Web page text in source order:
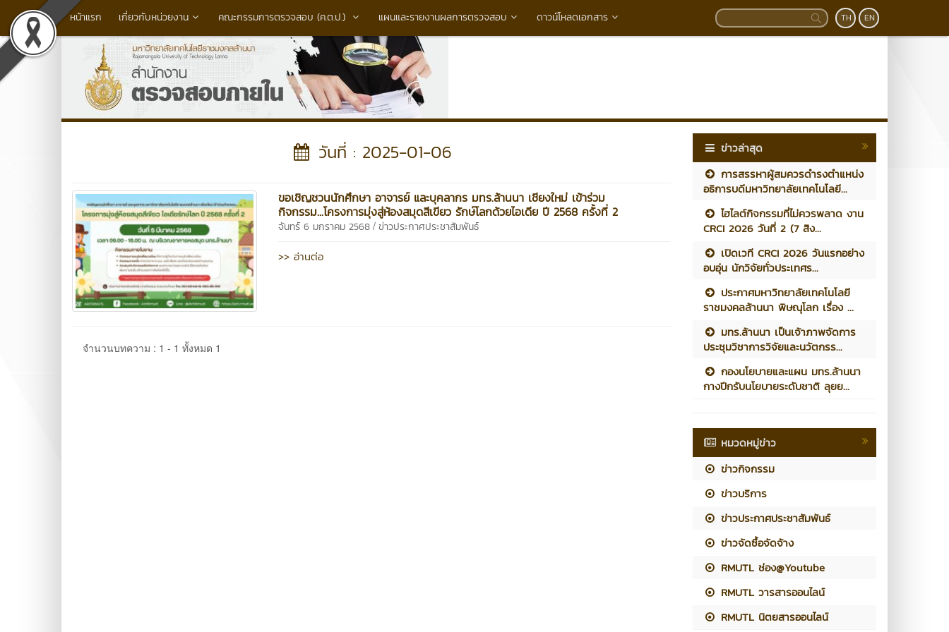
หน้าแรก เกี่ยวกับหน่วยงาน คณะกรรมการตรวจสอบ (ค.ต.ป.) แผนและรายงานผลการตรวจสอบ ดาวน์โหลดเอกสาร TH EN
วันที่ : 2025-01-06
ขอเชิญชวนนักศึกษา อาจารย์ และบุคลากร มทร.ล้านนา เชียงใหม่ เข้าร่วม
กิจกรรม...โครงการมุ่งสู่ห้องสมุดสีเขียว รักษ์โลกด้วยไอเดีย ปี 2568 ครั้งที่ 2
จันทร์ 6 มกราคม 2568 /ข่าวประกาศประชาสัมพันธ์
>> อ่านต่อ
จำนวนบทความ : 1 - 1 ทั้งหมด 1
ข่าวล่าสุด
การสรรหาผู้สมควรดำรงตำแหน่ง
อธิการบดีมหาวิทยาลัยเทคโนโลยี...
ไฮไลต์กิจกรรมที่ไม่ควรพลาด งาน
CRCI 2026 วันที่ 2 (7 สิง...
เปิดเวที CRCI 2026 วันแรกอย่าง
อบอุ่น นักวิจัยทั่วประเทศร...
ประกาศมหาวิทยาลัยเทคโนโลยี
ราชมงคลล้านนา พิษณุโลก เรื่อง ...
มทร.ล้านนา เป็นเจ้าภาพจัดการ
ประชุมวิชาการวิจัยและนวัตกรร...
กองนโยบายและแผน มทร.ล้านนา
กางปีกรับนโยบายระดับชาติ ลุยย...
หมวดหมู่ข่าว
ข่าวกิจกรรม
ข่าวบริการ
ข่าวประกาศประชาสัมพันธ์
ข่าวจัดซื้อจัดจ้าง
RMUTL ช่อง@Youtube
RMUTL วารสารออนไลน์
RMUTL นิตยสารออนไลน์